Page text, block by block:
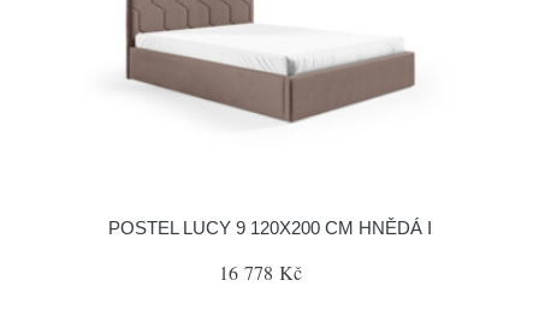
POSTEL LUCY 9 120X200 CM HNĚDÁ I
16 778 Kč